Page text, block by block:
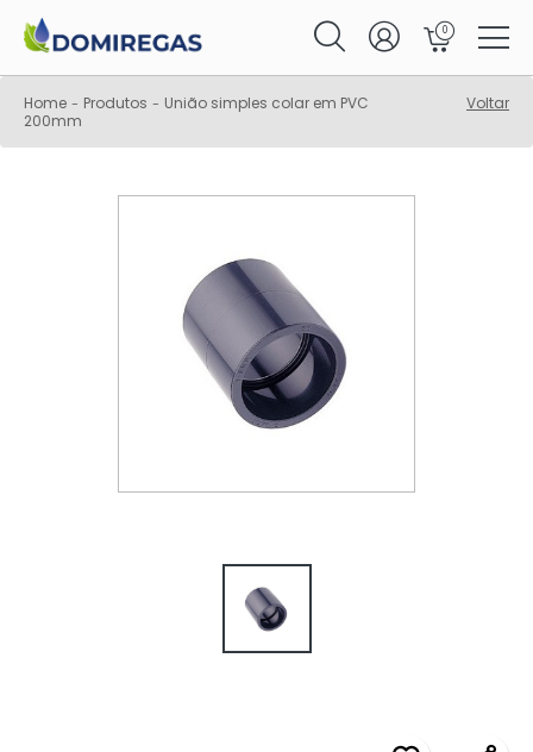
0
Home - Produtos - União simples colar em PVC
200mm
Voltar